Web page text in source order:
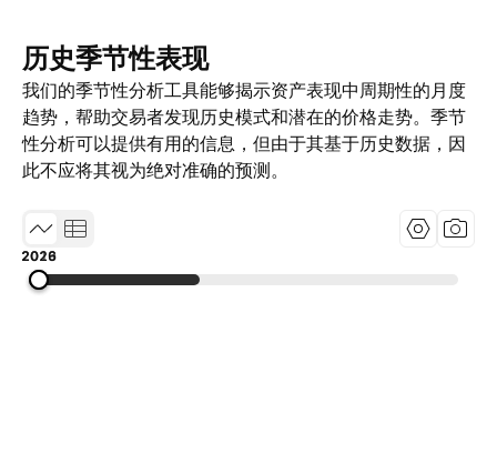
历史季节性表现
我们的季节性分析工具能够揭示资产表现中周期性的月度
趋势，帮助交易者发现历史模式和潜在的价格走势。季节
性分析可以提供有用的信息，但由于其基于历史数据，因
此不应将其视为绝对准确的预测。
2013
2019
2026